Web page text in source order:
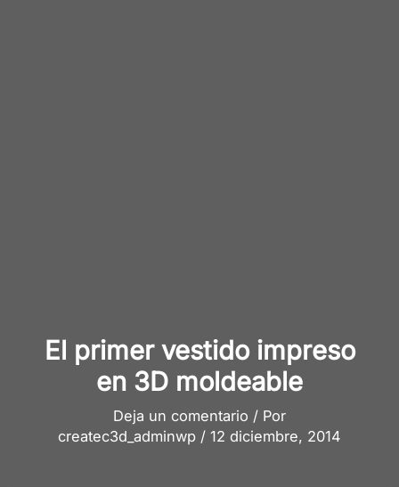
El primer vestido impreso
en 3D moldeable
Deja un comentario / Por
createc3d_adminwp / 12 diciembre, 2014